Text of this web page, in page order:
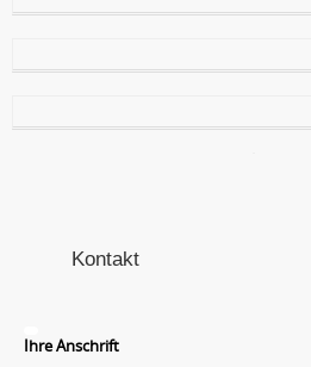
Kontakt
Ihre Anschrift